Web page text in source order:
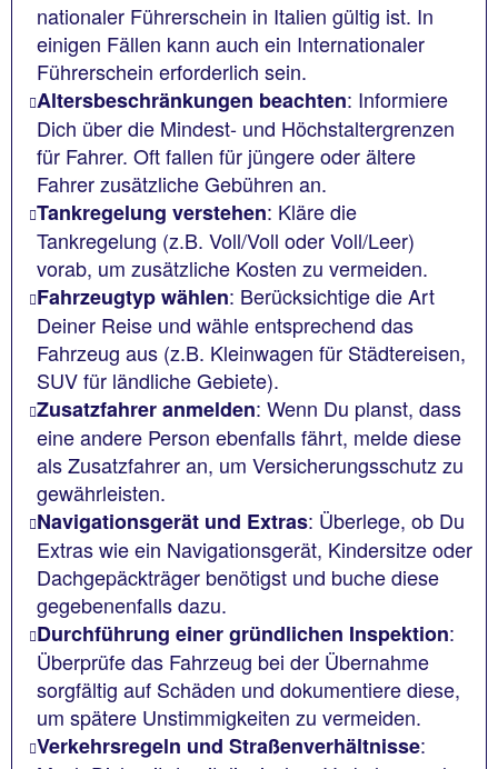
nationaler Führerschein in Italien gültig ist. In
einigen Fällen kann auch ein Internationaler
Führerschein erforderlich sein.
Altersbeschränkungen beachten: Informiere
Dich über die Mindest- und Höchstaltergrenzen
für Fahrer. Oft fallen für jüngere oder ältere
Fahrer zusätzliche Gebühren an.
Tankregelung verstehen: Kläre die
Tankregelung (z.B. Voll/Voll oder Voll/Leer)
vorab, um zusätzliche Kosten zu vermeiden.
Fahrzeugtyp wählen: Berücksichtige die Art
Deiner Reise und wähle entsprechend das
Fahrzeug aus (z.B. Kleinwagen für Städtereisen,
SUV für ländliche Gebiete).
Zusatzfahrer anmelden: Wenn Du planst, dass
eine andere Person ebenfalls fährt, melde diese
als Zusatzfahrer an, um Versicherungsschutz zu
gewährleisten.
Navigationsgerät und Extras: Überlege, ob Du
Extras wie ein Navigationsgerät, Kindersitze oder
Dachgepäckträger benötigst und buche diese
gegebenenfalls dazu.
Durchführung einer gründlichen Inspektion:
Überprüfe das Fahrzeug bei der Übernahme
sorgfältig auf Schäden und dokumentiere diese,
um spätere Unstimmigkeiten zu vermeiden.
Verkehrsregeln und Straßenverhältnisse: